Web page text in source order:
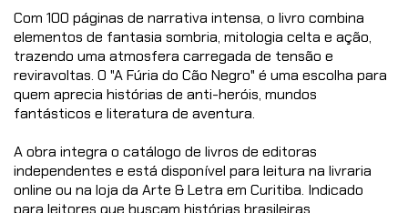
Com 100 páginas de narrativa intensa, o livro combina
elementos de fantasia sombria, mitologia celta e ação,
trazendo uma atmosfera carregada de tensão e
reviravoltas. O "A Fúria do Cão Negro" é uma escolha para
quem aprecia histórias de anti-heróis, mundos
fantásticos e literatura de aventura.
A obra integra o catálogo de livros de editoras
independentes e está disponível para leitura na livraria
online ou na loja da Arte & Letra em Curitiba. Indicado
para leitores que buscam histórias brasileiras